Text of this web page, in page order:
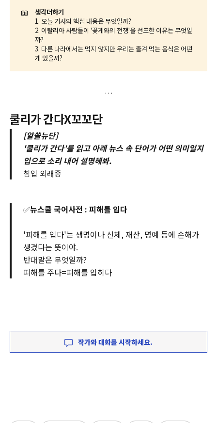
📖
생각더하기
1. 오늘 기사의 핵심 내용은 무엇일까?
2. 이탈리아 사람들이 '꽃게와의 전쟁'을 선포한 이유는 무엇일
까?
3. 다른 나라에서는 먹지 않지만 우리는 즐겨 먹는 음식은 어떤
게 있을까?
쿨리가 간다X꼬꼬단
[알쓸뉴단]
'쿨리가 간다'를 읽고 아래 뉴스 속 단어가 어떤 의미일지
입으로 소리 내어 설명해봐.
침입 외래종
✅뉴스쿨 국어사전 : 피해를 입다
'피해를 입다'는 생명이나 신체, 재산, 명예 등에 손해가
생겼다는 뜻이야.
반대말은 무엇일까?
피해를 주다=피해를 입히다
작가와 대화를 시작하세요.